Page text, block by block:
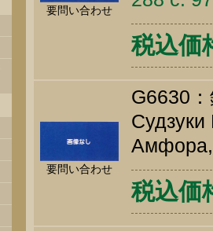
要問い合わせ
税込価
要問い合わせ
G6630
Амфора,
税込価